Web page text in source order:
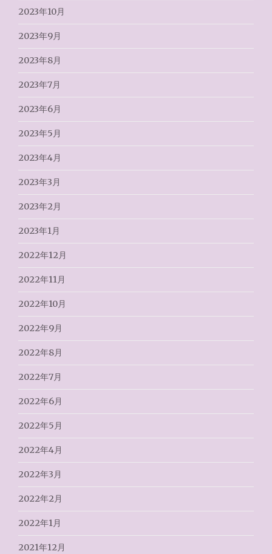
2023年10月
2023年9月
2023年8月
2023年7月
2023年6月
2023年5月
2023年4月
2023年3月
2023年2月
2023年1月
2022年12月
2022年11月
2022年10月
2022年9月
2022年8月
2022年7月
2022年6月
2022年5月
2022年4月
2022年3月
2022年2月
2022年1月
2021年12月